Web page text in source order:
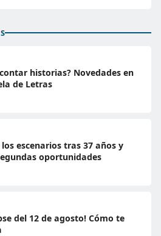
historias? Novedades en
de Letras
escenarios tras 37 años y
oportunidades
del 12 de agosto! Cómo te